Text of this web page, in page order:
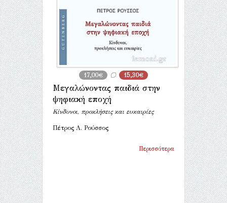
17,00€ 15,30€
Μεγαλώνοντας παιδιά στην
ψηφιακή εποχή
Κίνδυνοι, προκλήσεις και ευκαιρίες
Πέτρος Λ. Ρούσσος
Περισσότερα